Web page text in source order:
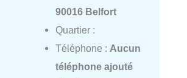
90016 Belfort
Quartier :
Téléphone : Aucun
téléphone ajouté